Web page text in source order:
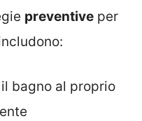
preventive per
bagno al proprio